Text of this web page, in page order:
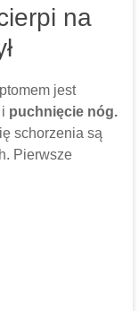
na
jest
i puchnięcie nóg.
schorzenia są
Pierwsze